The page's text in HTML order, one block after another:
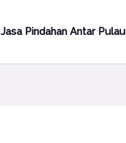
Jasa Pindahan Antar Pulau